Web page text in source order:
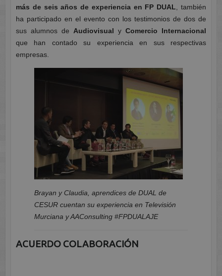
más de seis años de experiencia en FP DUAL, también
ha participado en el evento con los testimonios de dos de
sus alumnos de Audiovisual yComercio Internacional
que han contado su experiencia en sus respectivas
empresas.
Brayan y Claudia, aprendices de DUAL de
CESUR cuentan su experiencia en Televisión
Murciana y AAConsulting #FPDUALAJE
ACUERDO COLABORACIÓN